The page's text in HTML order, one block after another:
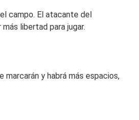
campo. El atacante del
libertad para jugar.
y habrá más espacios,